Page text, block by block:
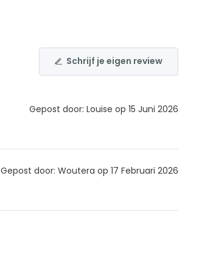
Schrijf je eigen review
Gepost door: Louise op 15 Juni 2026
Gepost door: Woutera op 17 Februari 2026